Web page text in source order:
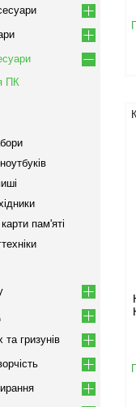
ПК
пам'яті
гризунів